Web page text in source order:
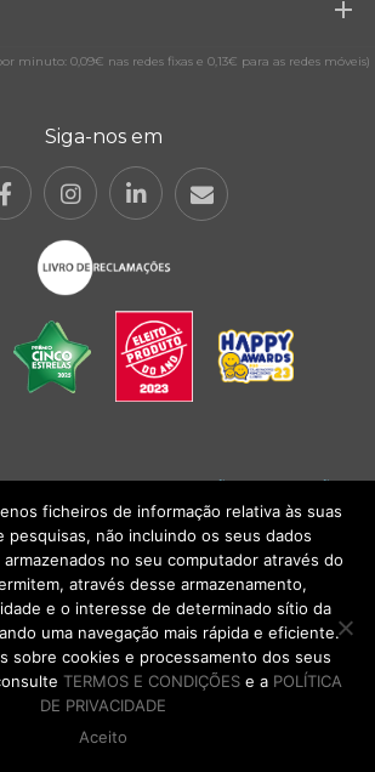
minuto: 0,09€ nas redes fixas e 0,13€ para as redes móveis)
Siga-nos em
|TERMOS E CONDIÇÕESlCONDIÇÕES
Oculista, SA 2026. Todos os direitos reservados.
DE VOLTA AO TOPO
ficheiros de informação relativa às suas
pesquisas, não incluindo os seus dados
no seu computador através do
através desse armazenamento,
e o interesse de determinado sítio da
uma navegação mais rápida e eficiente.
sobre cookies e processamento dos seus
TERMOS E CONDIÇÕESe a POLÍTICA
DE PRIVACIDADE
Aceito